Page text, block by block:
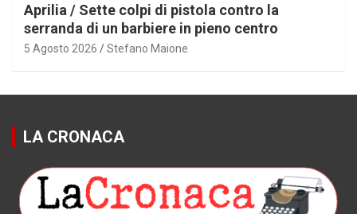
Aprilia / Sette colpi di pistola contro la
serranda di un barbiere in pieno centro
5 Agosto 2026 Stefano Maione
LA CRONACA